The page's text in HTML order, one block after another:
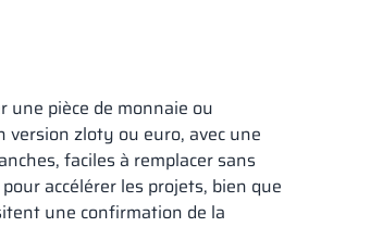
une pièce de monnaie ou
version zloty ou euro, avec une
faciles à remplacer sans
accélérer les projets, bien que
une confirmation de la